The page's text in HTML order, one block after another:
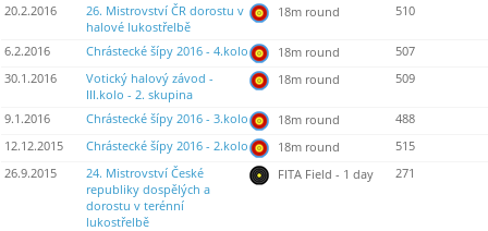
20.2.2016
26. Mistrovství ČR dorostu v
halové lukostřelbě
18m round 510
6.2.2016 Chrástecké šípy 2016 - 4.kolo 18m round
507
30.1.2016
Votický halový závod -
III.kolo - 2. skupina
18m round 509
9.1.2016 Chrástecké šípy 2016 - 3.kolo 18m round
488
12.12.2015
Chrástecké šípy 2016 - 2.kolo 18m round
515
26.9.2015
24. Mistrovství České
republiky dospělých a
dorostu v terénní
lukostřelbě
FITA Field - 1 day 271